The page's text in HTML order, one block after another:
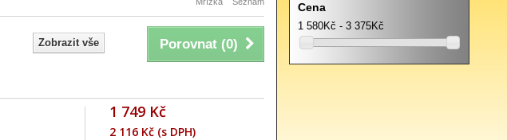
Porovnat (0)
Zobrazit vše
1 749 Kč
2 116 Kč (s DPH)
Cena
1 580Kč - 3 375Kč